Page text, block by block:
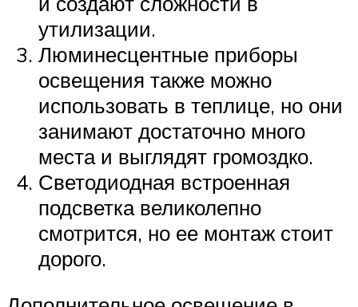
утилизации.
Люминесцентные приборы
освещения также можно
использовать в теплице, но они
занимают достаточно много
места и выглядят громоздко.
Светодиодная встроенная
подсветка великолепно
смотрится, но ее монтаж стоит
дорого.